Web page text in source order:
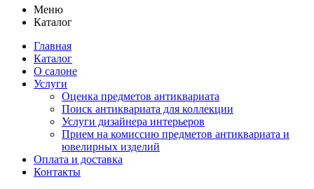
Меню
Каталог
Главная
Каталог
О салоне
Услуги
Оценка предметов антиквариата
Поиск антиквариата для коллекции
Услуги дизайнера интерьеров
Прием на комиссию предметов антиквариата и
ювелирных изделий
Оплата и доставка
Контакты